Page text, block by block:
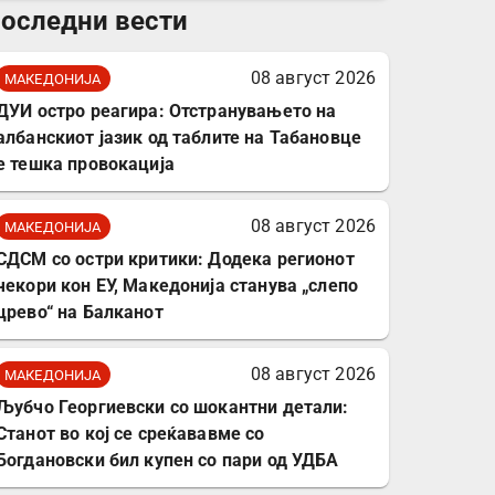
комплет за заштита на
вести
МАКЕДОНИЈА
08 август 2026
остро реагира: Отстранувањето на
јазик од таблите на Табановце
тешка провокација
МАКЕДОНИЈА
08 август 2026
со остри критики: Додека регионот
кон ЕУ, Македонија станува „слепо
на Балканот
МАКЕДОНИЈА
08 август 2026
Георгиевски со шокантни детали:
во кој се среќававме со
бил купен со пари од УДБА